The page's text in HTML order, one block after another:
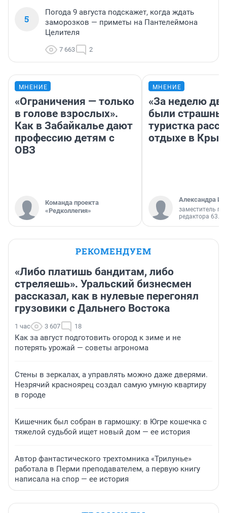
5
Погода 9 августа подскажет, когда ждать
заморозков — приметы на Пантелеймона
Целителя
7 663 2
МНЕНИЕ
«Ограничения — только
в голове взрослых».
Как в Забайкалье дают
профессию детям с
ОВЗ
Команда проекта
«Редколлегия»
МНЕНИЕ
«За неделю
были
туристка
отдыхе в
Александра
заместитель
редактора 63.RU
РЕКОМЕНДУЕМ
«Либо платишь бандитам, либо
стреляешь». Уральский бизнесмен
рассказал, как в нулевые перегонял
грузовики с Дальнего Востока
1 час 3 607 18
Как за август подготовить огород к зиме и не
потерять урожай — советы агронома
Стены в зеркалах, а управлять можно даже дверями.
Незрячий красноярец создал самую умную квартиру
в городе
Кишечник был собран в гармошку: в Югре кошечка с
тяжелой судьбой ищет новый дом — ее история
Автор фантастического трехтомника «Трилунье»
работала в Перми преподавателем, а первую книгу
написала на спор — ее история